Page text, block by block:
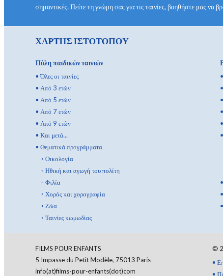
σημαντικές. Πείτε τη γνώμη σας για τις ταινίες, βοηθήστε μας να
ΧΑΡΤΗΣ ΙΣΤΟΤΟΠΟΥ
Πύλη παιδικών ταινιών
•Όλες οι ταινίες
• Από 3 ετών
• Από 5 ετών
• Από 7 ετών
• Από 9 ετών
• Και μετά...
• Θεματικά προγράμματα
◦ Οικολογία
◦ Ηθική και αγωγή του πολίτη
◦ Φιλία
◦ Χορός και χορογραφία
◦ Ζώα
◦ Ταινίες κωμωδίας
•
•
•
•
•
•
•
•
•
FILMS POUR ENFANTS
5 Impasse du Petit Modèle, 75013 Paris
info(at)films-pour-enfants(dot)com
©
•
•